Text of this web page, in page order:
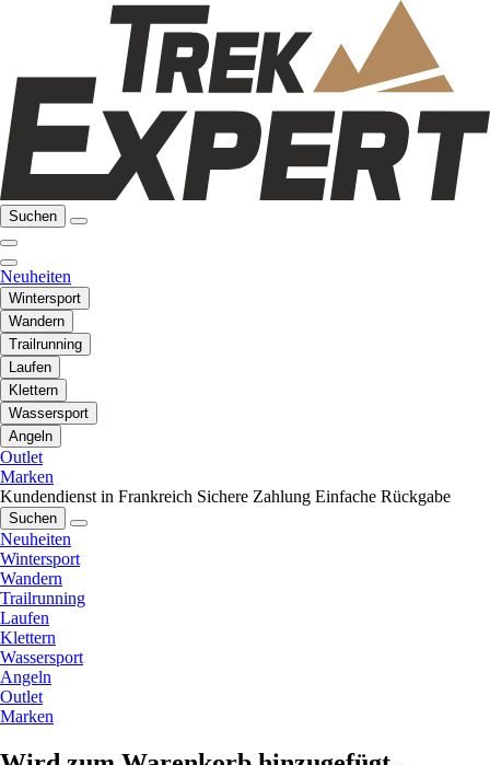
Suchen
Neuheiten
Wintersport
Wandern
Trailrunning
Laufen
Klettern
Wassersport
Angeln
Outlet
Marken
Kundendienst in Frankreich Sichere Zahlung Einfache Rückgabe
Suchen
Neuheiten
Wintersport
Wandern
Trailrunning
Laufen
Klettern
Wassersport
Angeln
Outlet
Marken